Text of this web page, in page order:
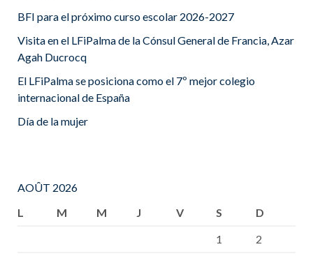
BFI para el próximo curso escolar 2026-2027
Visita en el LFiPalma de la Cónsul General de Francia, Azar
Agah Ducrocq
El LFiPalma se posiciona como el 7º mejor colegio
internacional de España
Día de la mujer
AOÛT 2026
L
M M J V S
D
1
2